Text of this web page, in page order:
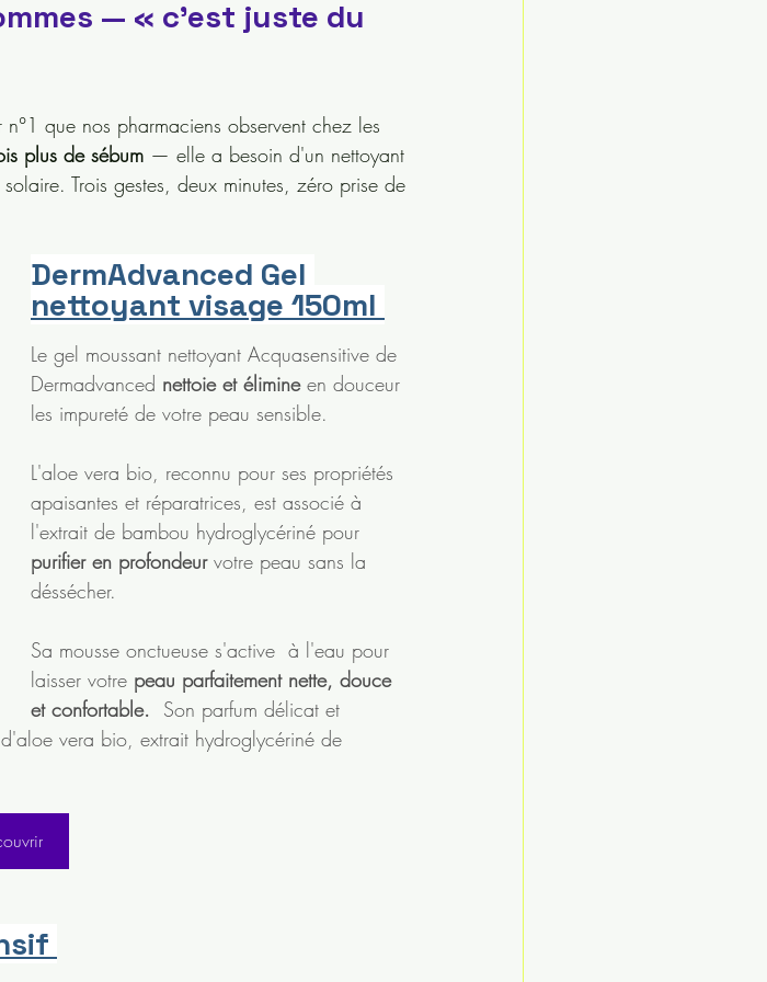
— « c'est juste du
que nos pharmaciens observent chez les
plus de sébum — elle a besoin d'un nettoyant
Trois gestes, deux minutes, zéro prise de
DermAdvanced Gel
nettoyant visage 150ml
Le gel moussant nettoyant Acquasensitive de
Dermadvanced nettoie et élimine en douceur
les impureté de votre peau sensible.
L'aloe vera bio, reconnu pour ses propriétés
apaisantes et réparatrices, est associé à
l'extrait de bambou hydroglycériné pour
purifier en profondeur votre peau sans la
déssécher.
Sa mousse onctueuse s'active  à l'eau pour
laisser votre peau parfaitement nette, douce
et confortable. Son parfum délicat et
vera bio, extrait hydroglycériné de